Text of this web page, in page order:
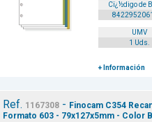
Cï¿½digo de
UMV
1 Uds.
+ Información
Ref. 1167308- Finocam C354
Formato 603 - 79x127x5mm - Color